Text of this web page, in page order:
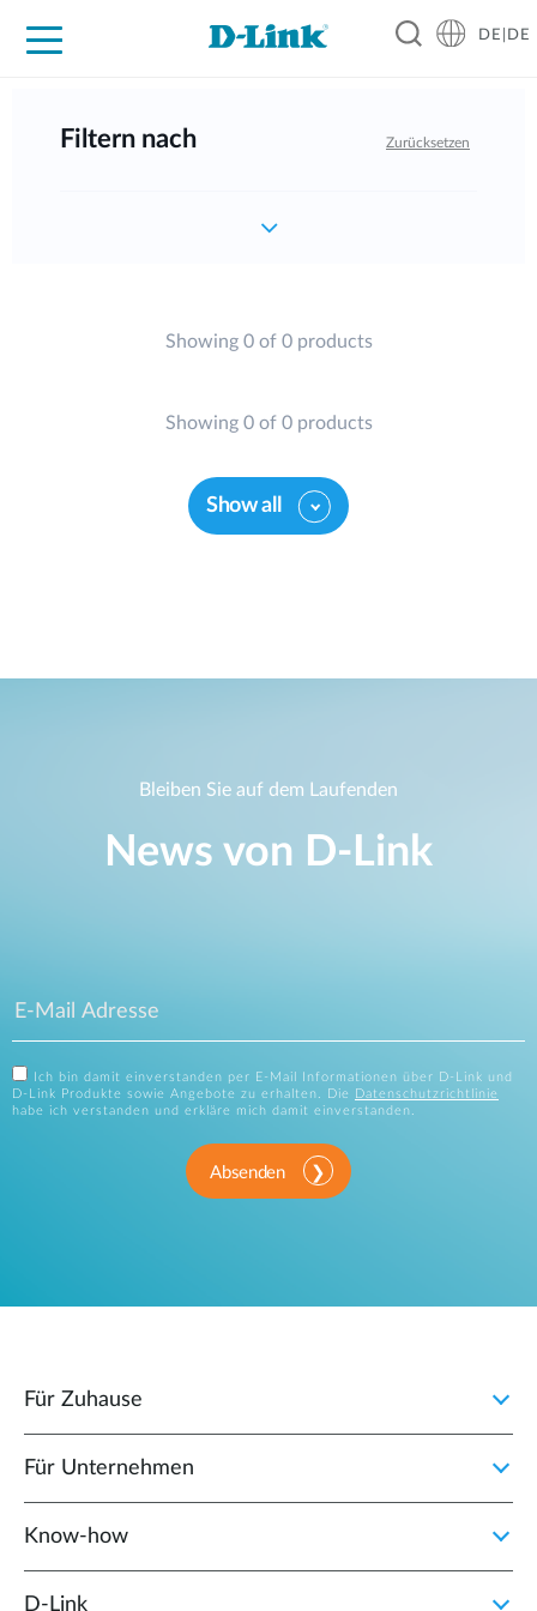
DE|DE
Filtern nach Zurücksetzen
Showing 0 of 0 products
Showing 0 of 0 products
Show all
Bleiben Sie auf dem Laufenden
News von D‑Link
Ich bin damit einverstanden per E-Mail Informationen über D-Link und
D-Link Produkte sowie Angebote zu erhalten. Die
Datenschutzrichtlinie
habe ich verstanden und erkläre mich damit einverstanden.
Absenden
Für Zuhause
Für Unternehmen
Know-how
D‑Link